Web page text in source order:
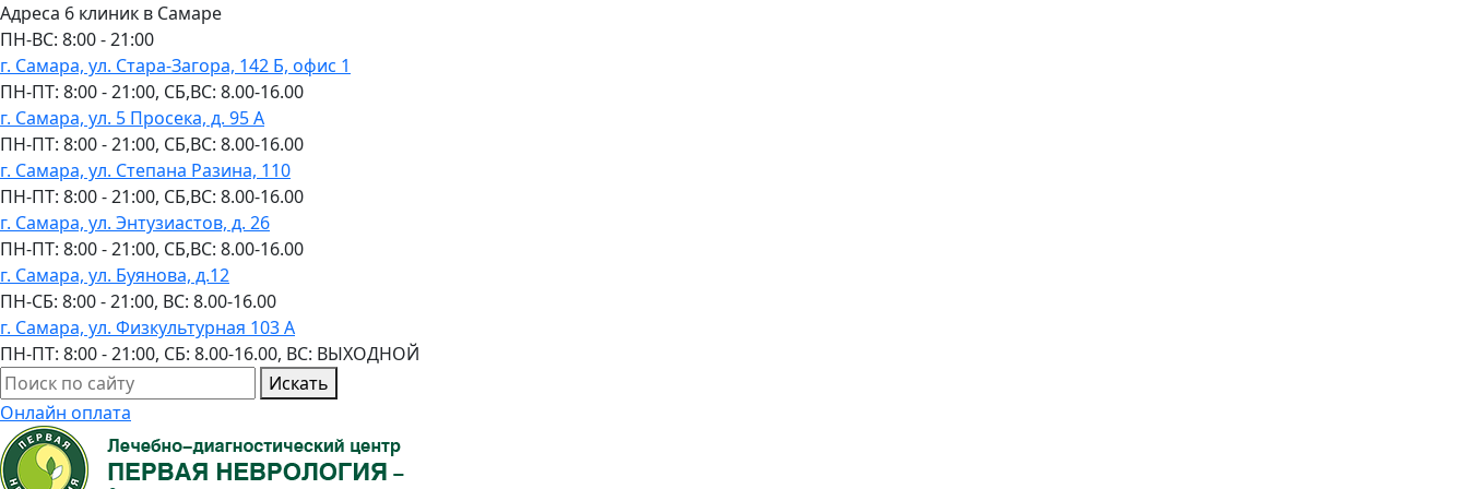
Адреса 6 клиник в Самаре
ПН-ВC: 8:00 - 21:00
г. Самара, ул. Стара-Загора, 142 Б, офис 1
ПН-ПТ: 8:00 - 21:00, СБ,ВС: 8.00-16.00
г. Самара, ул. 5 Просека, д. 95 А
ПН-ПТ: 8:00 - 21:00, СБ,ВС: 8.00-16.00
г. Самара, ул. Степана Разина, 110
ПН-ПТ: 8:00 - 21:00, СБ,ВС: 8.00-16.00
г. Самара, ул. Энтузиастов, д. 26
ПН-ПТ: 8:00 - 21:00, СБ,ВС: 8.00-16.00
г. Самара, ул. Буянова, д.12
ПН-СБ: 8:00 - 21:00, ВС: 8.00-16.00
г. Самара, ул. Физкультурная 103 А
ПН-ПТ: 8:00 - 21:00, СБ: 8.00-16.00, ВС: ВЫХОДНОЙ
Искать
Онлайн оплата